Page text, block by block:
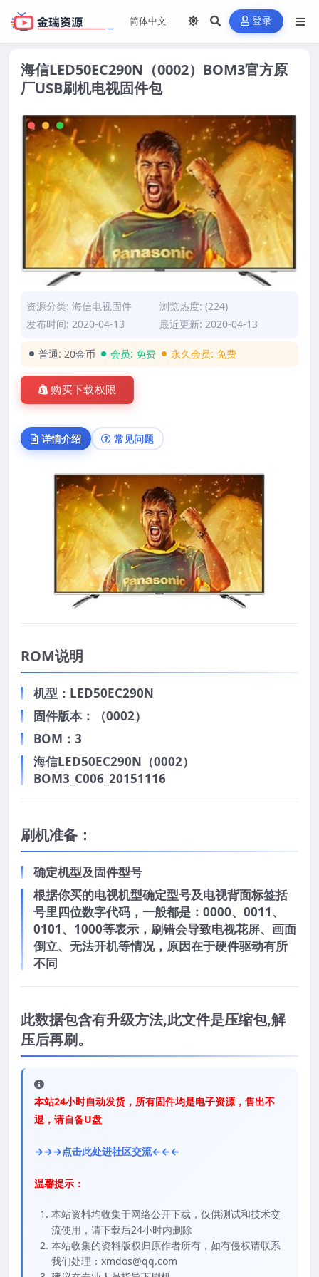
登录
海信LED50EC290N（0002）BOM3官方原
厂USB刷机电视固件包
资源分类: 海信电视固件
浏览热度: (224)
发布时间: 2020-04-13
最近更新: 2020-04-13
普通: 20金币 会员: 免费 永久会员: 免费
购买下载权限
详情介绍 常见问题
ROM说明
机型：LED50EC290N
固件版本：（0002）
BOM：3
海信LED50EC290N（0002）
BOM3_C006_20151116
刷机准备：
确定机型及固件型号
根据你买的电视机型确定型号及电视背面标签括
号里四位数字代码，一般都是：0000、0011、
0101、1000等表示，刷错会导致电视花屏、画面
倒立、无法开机等情况，原因在于硬件驱动有所
不同
此数据包含有升级方法,此文件是压缩包,解
压后再刷。
本站24小时自动发货，所有固件均是电子资源，售出不
退，请自备U盘
→→→点击此处进社区交流←←←
温馨提示：
本站资料均收集于网络公开下载，仅供测试和技术交
流使用，请下载后24小时内删除
本站收集的资料版权归原作者所有，如有侵权请联系
我们处理：xmdos@qq.com